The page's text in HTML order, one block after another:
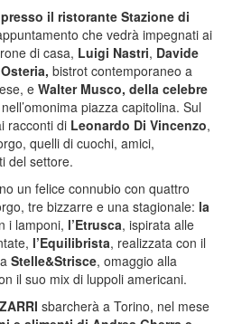
il ristorante Stazione di
che vedrà impegnati ai
di casa, Luigi Nastri, Davide
bistrot contemporaneo a
e Walter Musco, della celebre
nell’omonima piazza capitolina. Sul
racconti di Leonardo Di Vincenzo,
quelli di cuochi, amici,
del settore.
un felice connubio con quattro
tre bizzarre e una stagionale: la
i lamponi, l’Etrusca, ispirata alle
l’Equilibrista, realizzata con il
Stelle&Strisce, omaggio alla
il suo mix di luppoli americani.
sbarcherà a Torino, nel mese